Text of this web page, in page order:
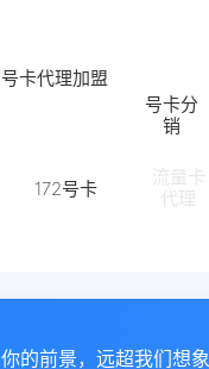
号卡代理加盟
号卡分
销
流量卡
代理
172号卡
你的前景，远超我们想象